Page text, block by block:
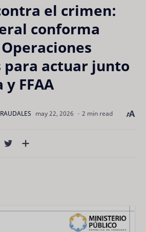
el crimen:
conforma
para actuar junto
FFAA
2 min read